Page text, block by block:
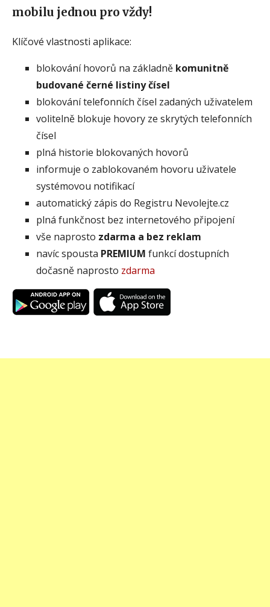
mobilu jednou pro vždy!
Klíčové vlastnosti aplikace:
blokování hovorů na základně komunitně
budované černé listiny čísel
blokování telefonních čísel zadaných uživatelem
volitelně blokuje hovory ze skrytých telefonních
čísel
plná historie blokovaných hovorů
informuje o zablokovaném hovoru uživatele
systémovou notifikací
automatický zápis do Registru Nevolejte.cz
plná funkčnost bez internetového připojení
vše naprosto zdarma a bez reklam
navíc spousta PREMIUM funkcí dostupních
dočasně naprosto zdarma